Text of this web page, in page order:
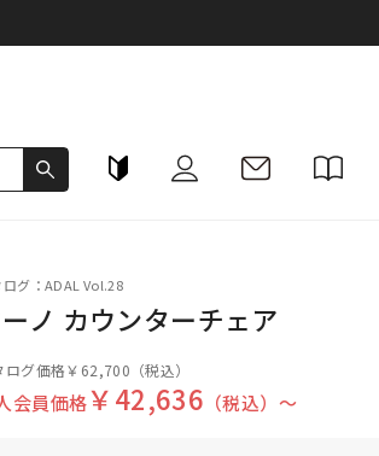
ログ：ADAL Vol.28
ノ カウンターチェア
ログ価格￥62,700 （税込）
会員価格￥42,636 （税込）〜